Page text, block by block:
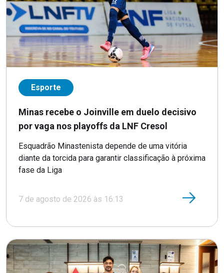
Esporte
Minas recebe o Joinville em duelo decisivo
por vaga nos playoffs da LNF Cresol
Esquadrão Minastenista depende de uma vitória
diante da torcida para garantir classificação à próxima
fase da Liga
7 de agosto de 2026 às 16:13